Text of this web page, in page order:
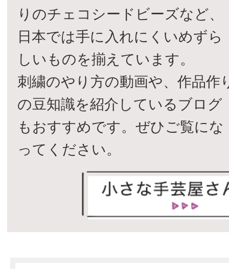
りのチェコシードビーズなど、
日本では手に入れにくいめずら
しいものを揃えています。
刺繍のやり方の動画や、作品作
の豆知識を紹介しているブログ
もおすすめです。ぜひご覧にな
ってください。